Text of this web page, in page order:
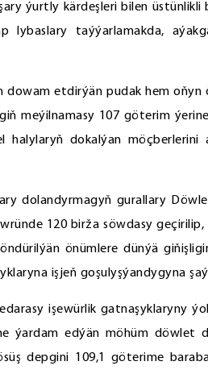
ýurtly kärdeşleri bilen
lybaslary taýýarlamakda,
dowam etdirýän pudak hem oňyn
meýilnamasy 107 göterim
halylaryň dokalýan
dolandyrmagyň gurallary
120 birža söwdasy
önümlere dünýä
işjeň goşulyşýandygyna
edarasy işewürlik gatnaşyklaryny
ýardam edýän möhüm döwlet
depgini 109,1 göterime